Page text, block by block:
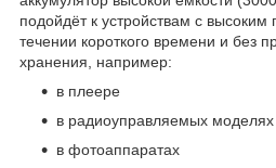
подойдёт к устройствам с высоким
течении короткого времени и без
хранения, например:
в плеере
в радиоуправляемых моделях
в фотоаппаратах